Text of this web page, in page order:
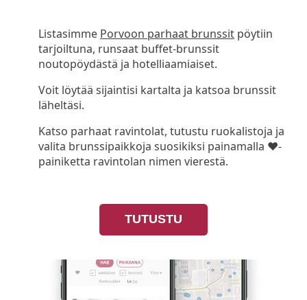
Listasimme Porvoon parhaat brunssit pöytiin
tarjoiltuna, runsaat buffet-brunssit
noutopöydästä ja hotelliaamiaiset.
Voit löytää sijaintisi kartalta ja katsoa brunssit
läheltäsi.
Katso parhaat ravintolat, tutustu ruokalistoja ja
valita brunssipaikkoja suosikiksi painamalla ❤-
painiketta ravintolan nimen vierestä.
TUTUSTU